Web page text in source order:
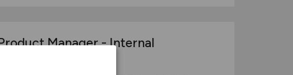
Manager - Internal